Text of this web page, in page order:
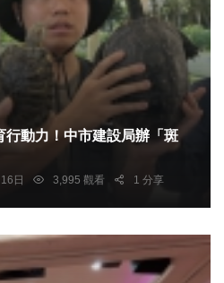
行動力！中市建設局辦「斑
日 3,995 觀看 1 分享